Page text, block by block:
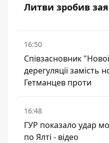
Литви зробив
16:50
Співзасновник
дерегуляції замість
Гетманцев проти
16:48
ГУР показало удар
по Ялті - відео